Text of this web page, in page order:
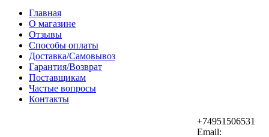
Главная
О магазине
Отзывы
Способы оплаты
Доставка/Самовывоз
Гарантия/Возврат
Поставщикам
Частые вопросы
Контакты
+74951506531
Email: